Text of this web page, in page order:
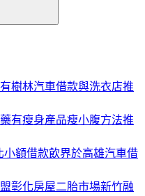
樹林汽車借款與洗衣店推
有瘦身產品瘦小腹方法推
小額借款飲界於高雄汽車借
彰化房屋二胎市場新竹融